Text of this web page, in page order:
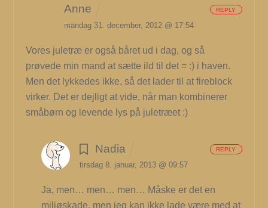
Anne
mandag 31. december, 2012 @ 17:54
Vores juletræ er også båret ud i dag, og så
prøvede min mand at sætte ild til det = :) i haven.
Men det lykkedes ikke, så det lader til at fireblock
virker. Det er dejligt at vide, når man kombinerer
småbørn og levende lys på juletræet :)
REPLY
Nadia
tirsdag 8. januar, 2013 @ 09:57
Ja, men… men… men… Måske er det en
miljøskade, men jeg kan ikke lade være med at
REPLY